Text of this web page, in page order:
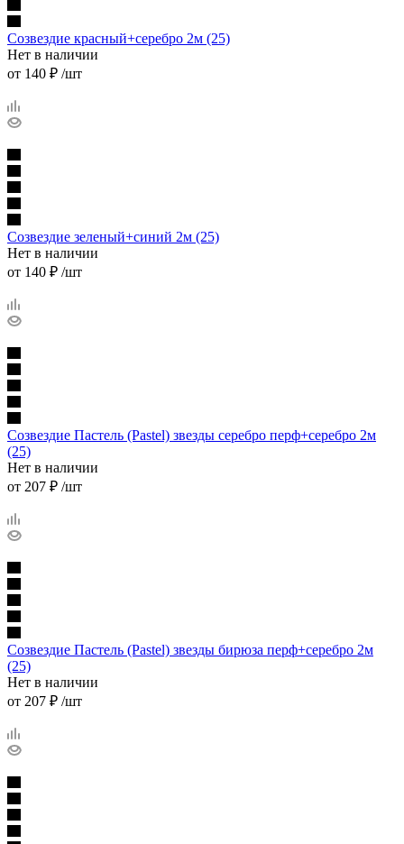
Созвездие красный+серебро 2м (25)
Нет в наличии
от 140 ₽ /шт
Созвездие зеленый+синий 2м (25)
Нет в наличии
от 140 ₽ /шт
Созвездие Пастель (Pastel) звезды серебро перф+серебро 2м
(25)
Нет в наличии
от 207 ₽ /шт
Созвездие Пастель (Pastel) звезды бирюза перф+серебро 2м
(25)
Нет в наличии
от 207 ₽ /шт